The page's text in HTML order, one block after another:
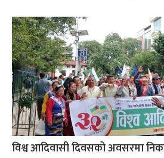
विश्व आदिवासी दिवसको अवसरमा